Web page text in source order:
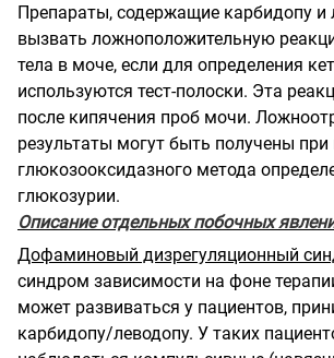
Препараты, содержащие карбидопу и
вызвать ложноположительную
тела в моче, если для определения
используются тест-полоски. Эта
после кипячения проб мочи.
результаты могут быть получены при
глюкозооксидазного метода
глюкозурии.
Описание отдельных побочных
Дофаминовый дизрегуляционный
синдром зависимости на фоне
может развиваться у пациентов,
карбидопу/леводопу. У таких